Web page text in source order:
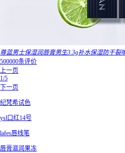
尊蓝男士保湿润唇膏男生3.3g补水保湿防干裂
500000条评价
上一页
1/5
下一页
纪梵希试色
ysl口红14号
lafes唇线笔
唇膏滋润果冻